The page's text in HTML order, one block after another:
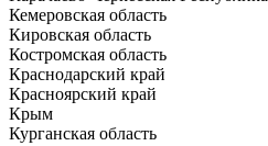
Кемеровская область
Кировская область
Костромская область
Краснодарский край
Красноярский край
Крым
Курганская область